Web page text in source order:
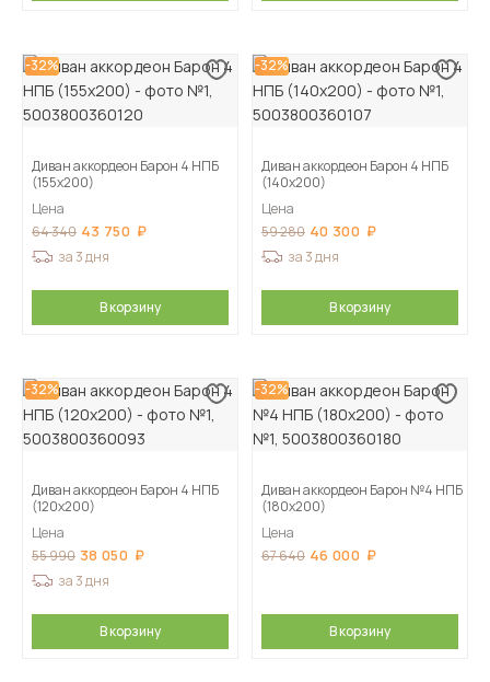
-32%
Диван аккордеон Барон 4 НПБ
(155х200)
Цена
64 340 43 750
за 3 дня
В корзину
-32%
Диван аккордеон Барон 4 НПБ
(140х200)
Цена
59 280 40 300
за 3 дня
В корзину
-32%
Диван аккордеон Барон 4 НПБ
(120х200)
Цена
55 990 38 050
за 3 дня
В корзину
-32%
Диван аккордеон Барон №4 НПБ
(180х200)
Цена
67 640 46 000
В корзину